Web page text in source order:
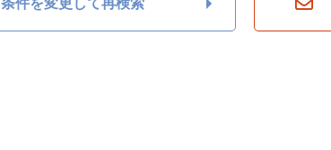
条件を変更して再検索